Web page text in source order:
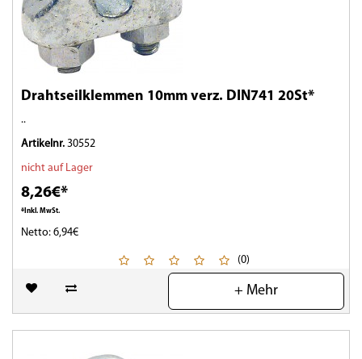
Drahtseilklemmen 10mm verz. DIN741 20St*
..
Artikelnr. 30552
nicht auf Lager
8,26€*
*Inkl. MwSt.
Netto: 6,94€
(0)
+ Mehr